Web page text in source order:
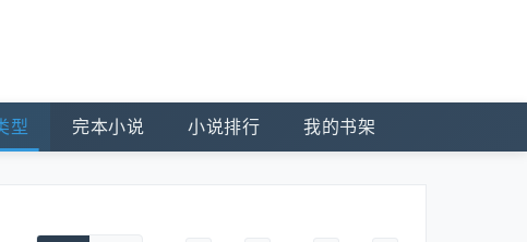
型 完本小说 小说排行 我的书架